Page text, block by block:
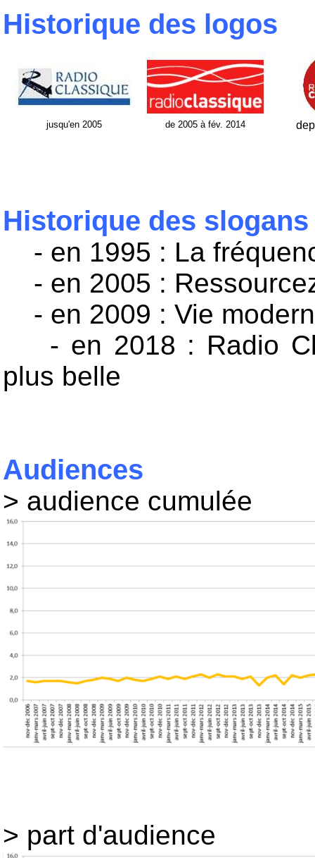
Historique des logos
jusqu'en 2005 de 2005 à fév. 2014
Historique des slogans
- en 1995 : La
- en 2005 :
- en 2009 : Vie
- en 2018 : Radio
plus belle
Audiences
> audience cumulée
> part d'audience